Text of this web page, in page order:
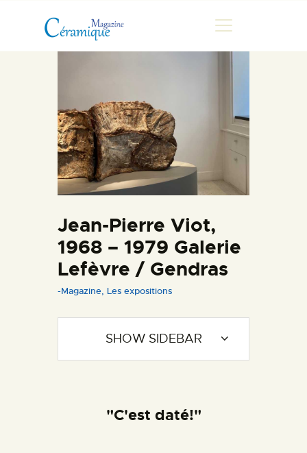
MAGAZINE
CHRONIQUES DE LUC
FONTAINE
HISTOIRE
LES ARTISTES
MARCHANDES
DOCUMENTATION
CONTACT
ESPACE PRO
Jean-Pierre Viot,
1968 – 1979 Galerie
Lefèvre / Gendras
-Magazine, Les expositions
"C'est daté!"
SHOW SIDEBAR